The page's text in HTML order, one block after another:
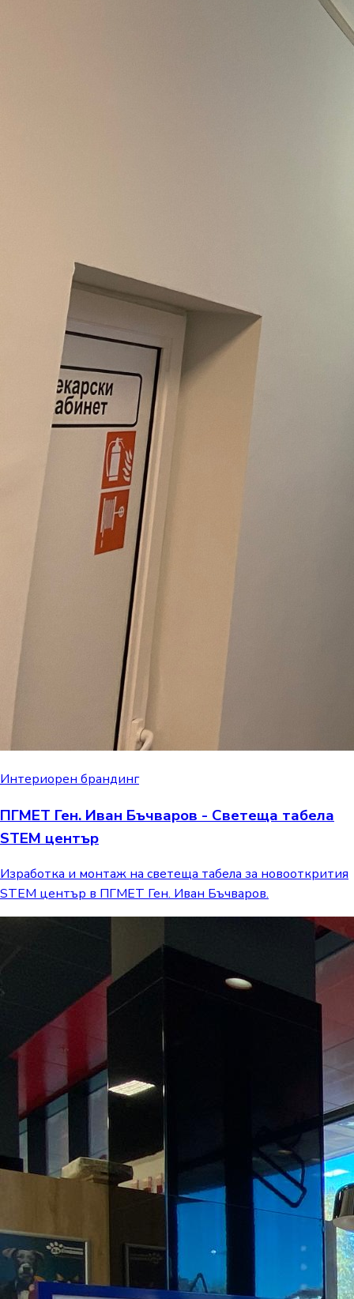
Интериорен брандинг
ПГМЕТ Ген. Иван Бъчваров - Светеща табела
STEM център
Изработка и монтаж на светеща табела за новооткрития
STEM център в ПГМЕТ Ген. Иван Бъчваров.